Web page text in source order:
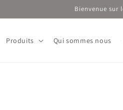
Bienvenue sur
Produits Qui sommes nous